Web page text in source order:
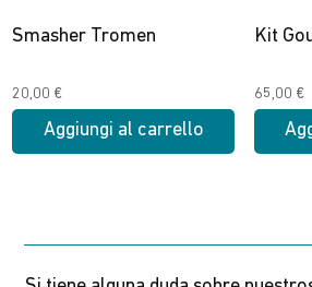
Smasher Tromen
20,00 €
Aggiungi al carrello
Kit
65,00 €